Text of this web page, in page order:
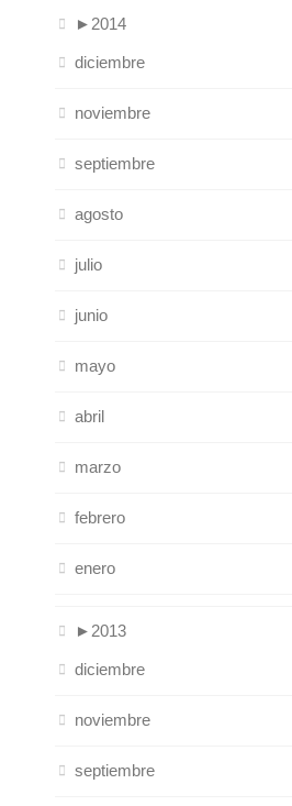
► 2014
diciembre
noviembre
septiembre
agosto
julio
junio
mayo
abril
marzo
febrero
enero
► 2013
diciembre
noviembre
septiembre